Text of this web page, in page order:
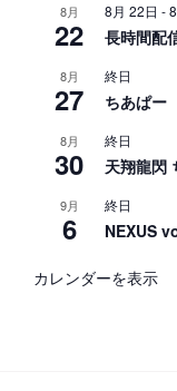
8月
22
8月 22日 -
長時間配
8月
27
終日
ちあぱー
8月
30
終日
天翔龍閃
9月
6
終日
NEXUS
カレンダーを表示